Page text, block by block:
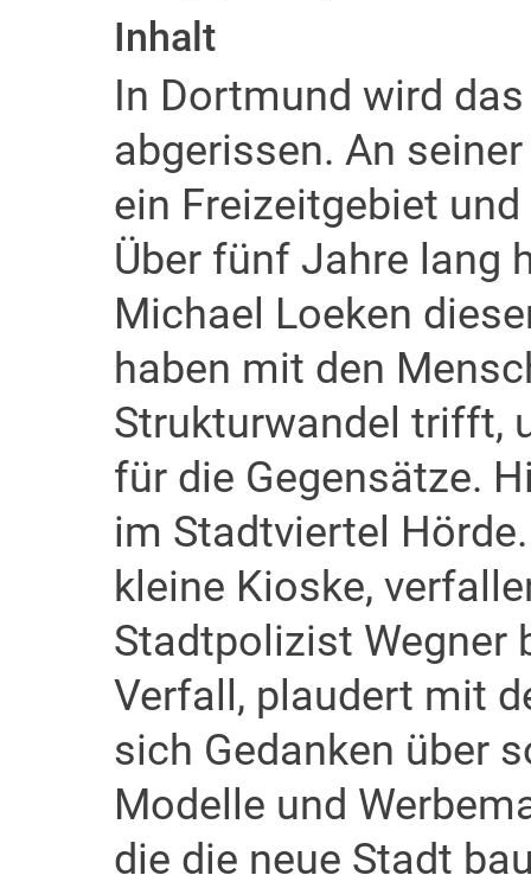
Inhalt
In Dortmund wird
abgerissen. An
ein Freizeitgebiet
Über fünf Jahre lang
Michael Loeken
haben mit den
Strukturwandel trifft,
für die Gegensätze.
im Stadtviertel
kleine Kioske,
Stadtpolizist Wegner
Verfall, plaudert mit
sich Gedanken über
Modelle und
die die neue Stadt